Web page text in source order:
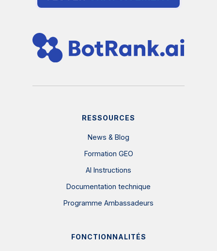
RESSOURCES
News & Blog
Formation GEO
AI Instructions
Documentation technique
Programme Ambassadeurs
FONCTIONNALITÉS